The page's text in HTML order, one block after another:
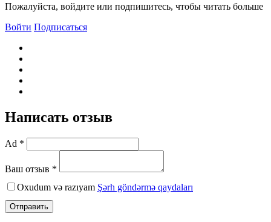
Пожалуйста, войдите или подпишитесь, чтобы читать больше
Войти Подписаться
Написать отзыв
Ad *
Ваш отзыв *
Oxudum və razıyam Şərh göndərmə qaydaları
Отправить